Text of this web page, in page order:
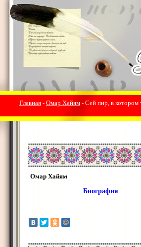
Главная - Омар Хайям - Сей пир, в
Омар Хайям
Биография